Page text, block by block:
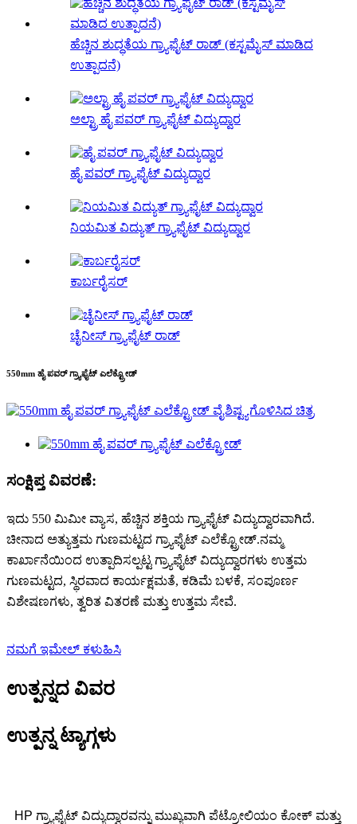
ಹೆಚ್ಚಿನ ಶುದ್ಧತೆಯ ಗ್ರ್ಯಾಫೈಟ್ ರಾಡ್ (ಕಸ್ಟಮೈಸ್ ಮಾಡಿದ
ಉತ್ಪಾದನೆ)
ಅಲ್ಟ್ರಾ ಹೈ ಪವರ್ ಗ್ರ್ಯಾಫೈಟ್ ವಿದ್ಯುದ್ವಾರ
ಹೈ ಪವರ್ ಗ್ರ್ಯಾಫೈಟ್ ವಿದ್ಯುದ್ವಾರ
ನಿಯಮಿತ ವಿದ್ಯುತ್ ಗ್ರ್ಯಾಫೈಟ್ ವಿದ್ಯುದ್ವಾರ
ಕಾರ್ಬರೈಸರ್
ಚೈನೀಸ್ ಗ್ರ್ಯಾಫೈಟ್ ರಾಡ್
550mm ಹೈ ಪವರ್ ಗ್ರ್ಯಾಫೈಟ್ ಎಲೆಕ್ಟ್ರೋಡ್
ಸಂಕ್ಷಿಪ್ತ ವಿವರಣೆ:
ಇದು 550 ಮಿಮೀ ವ್ಯಾಸ, ಹೆಚ್ಚಿನ ಶಕ್ತಿಯ ಗ್ರ್ಯಾಫೈಟ್ ವಿದ್ಯುದ್ವಾರವಾಗಿದೆ.
ಚೀನಾದ ಅತ್ಯುತ್ತಮ ಗುಣಮಟ್ಟದ ಗ್ರ್ಯಾಫೈಟ್ ಎಲೆಕ್ಟ್ರೋಡ್.ನಮ್ಮ
ಕಾರ್ಖಾನೆಯಿಂದ ಉತ್ಪಾದಿಸಲ್ಪಟ್ಟ ಗ್ರ್ಯಾಫೈಟ್ ವಿದ್ಯುದ್ವಾರಗಳು ಉತ್ತಮ
ಗುಣಮಟ್ಟದ, ಸ್ಥಿರವಾದ ಕಾರ್ಯಕ್ಷಮತೆ, ಕಡಿಮೆ ಬಳಕೆ, ಸಂಪೂರ್ಣ
ವಿಶೇಷಣಗಳು, ತ್ವರಿತ ವಿತರಣೆ ಮತ್ತು ಉತ್ತಮ ಸೇವೆ.
ನಮಗೆ ಇಮೇಲ್ ಕಳುಹಿಸಿ
ಉತ್ಪನ್ನದ ವಿವರ
ಉತ್ಪನ್ನ ಟ್ಯಾಗ್ಗಳು
HP ಗ್ರ್ಯಾಫೈಟ್ ವಿದ್ಯುದ್ವಾರವನ್ನು ಮುಖ್ಯವಾಗಿ ಪೆಟ್ರೋಲಿಯಂ ಕೋಕ್ ಮತ್ತು